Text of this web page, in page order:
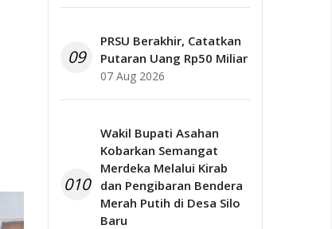
09
PRSU Berakhir, Catatkan
Putaran Uang Rp50 Miliar
07 Aug 2026
010
Wakil Bupati Asahan
Kobarkan Semangat
Merdeka Melalui Kirab
dan Pengibaran Bendera
Merah Putih di Desa Silo
Baru